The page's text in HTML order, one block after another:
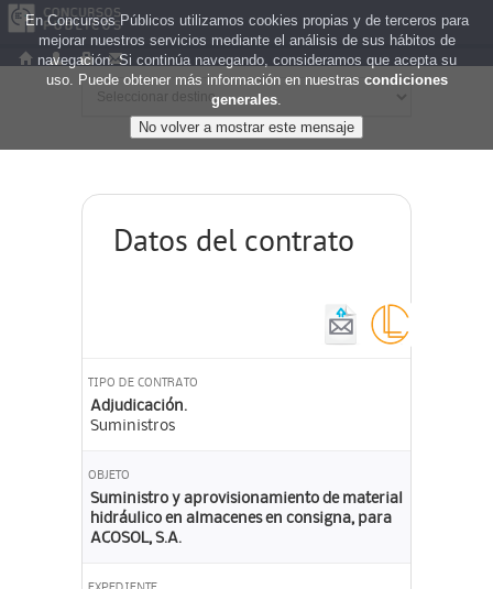
Datos del contrato
TIPO DE CONTRATO
Adjudicación.
Suministros
OBJETO
Suministro y aprovisionamiento de material
hidráulico en almacenes en consigna, para
ACOSOL, S.A.
En Concursos Públicos utilizamos cookies propias y de terceros para
mejorar nuestros servicios mediante el análisis de sus hábitos de
navegación. Si continúa navegando, consideramos que acepta su
uso. Puede obtener más información en nuestras condiciones
generales.